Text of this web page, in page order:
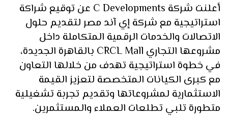
أعلنت شركة C Developments عن توقيع شراكة
استراتيجية مع شركة إي آند مصر لتقديم حلول
الاتصالات والخدمات الرقمية المتكاملة داخل
مشروعها التجاري CRCL Mall بالقاهرة الجديدة،
في خطوة استراتيجية تهدف من خلالها التعاون
مع كبرى الكيانات المتخصصة لتعزيز القيمة
الاستثمارية لمشروعاتها وتقديم تجربة تشغيلية
متطورة تلبي تطلعات العملاء والمستثمرين.